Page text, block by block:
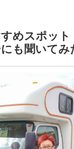
すめスポッ
も聞いてみ